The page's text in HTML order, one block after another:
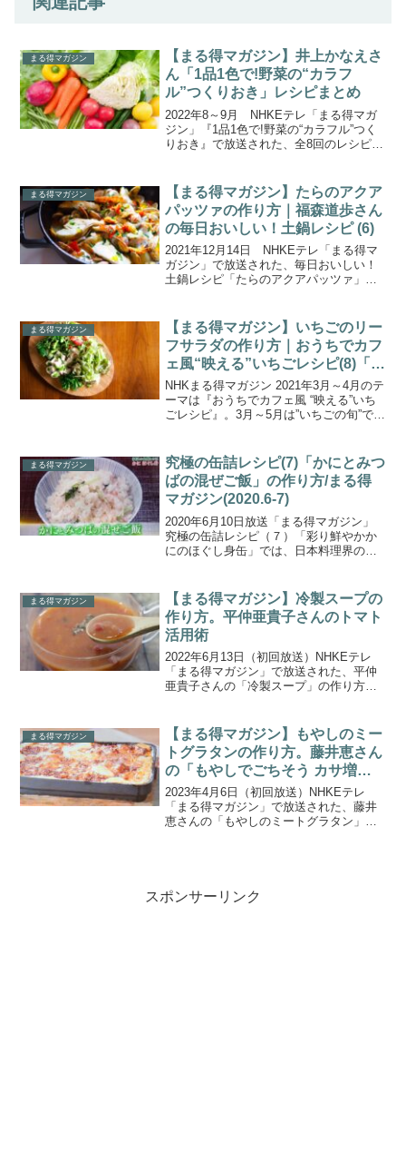
まる得マガジン
【まる得マガジン】井上かなえさ
ん「1品1色で!野菜の“カラフ
ル”つくりおき」レシピまとめ
2022年8～9月 NHKEテレ「まる得マガ
ジン」『1品1色で!野菜の“カラフル”つく
りおき』で放送された、全8回のレシピを
菜。時間がある時にまとめて作る、野菜
ときのこを...
まる得マガジン
【まる得マガジン】たらのアクア
パッツァの作り方｜福森道歩さん
の毎日おいしい！土鍋レシピ (6)
2021年12月14日 NHKEテレ「まる得マ
ガジン」で放送された、毎日おいしい！
土鍋レシピ「たらのアクアパッツァ」の
風味を引き出す土鍋レシピを8回にわたっ
て教えてくれ...
まる得マガジン
【まる得マガジン】いちごのリー
フサラダの作り方｜おうちでカフ
ェ風“映える”いちごレシピ(8)「い
ちごのサラダ」
NHKまる得マガジン 2021年3月～4月のテ
ーマは『おうちでカフェ風 “映える”いち
ごレシピ』。3月～5月は”いちごの旬”で、
季節に、バリエーション豊かな「いちご
を味...
まる得マガジン
究極の缶詰レシピ(7)「かにとみつ
ばの混ぜご飯」の作り方/まる得
マガジン(2020.6-7)
2020年6月10日放送「まる得マガジン」
究極の缶詰レシピ（７）「彩り鮮やかか
にのほぐし身缶」では、日本料理界の巨
れます。こちらでは、日本料理界巨匠直
伝！「かにとみつば...
まる得マガジン
【まる得マガジン】冷製スープの
作り方。平仲亜貴子さんのトマト
活用術
2022年6月13日（初回放送）NHKEテレ
「まる得マガジン」で放送された、平仲
亜貴子さんの「冷製スープ」の作り方を
い!トマト活用術』。料理研究家の平仲亜
貴子さんから、...
まる得マガジン
【まる得マガジン】もやしのミー
トグラタンの作り方。藤井恵さん
の「もやしでごちそう カサ増し
グルメ」。
2023年4月6日（初回放送）NHKEテレ
「まる得マガジン」で放送された、藤井
恵さんの「もやしのミートグラタン」の
スポンサーリンク